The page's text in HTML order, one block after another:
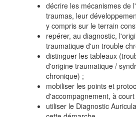
décrire les mécanismes de
traumas, leur
y compris sur le terrain
repérer, au diagnostic,
traumatique d'un trouble
distinguer les tableaux
d'origine traumatique /
chronique) ;
mobiliser les points et
d'accompagnement, à
utiliser le Diagnostic